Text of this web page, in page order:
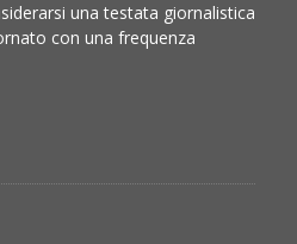
una testata giornalistica
con una frequenza